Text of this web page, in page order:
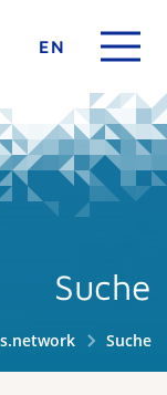
EN
Suche
Suche